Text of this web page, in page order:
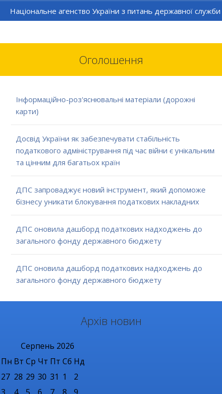
Національне агенство України з питань державної служби
Оголошення
Інформаційно-роз'яснювальні матеріали (дорожні
карти)
Досвід України як забезпечувати стабільність
податкового адміністрування під час війни є унікальним
та цінним для багатьох країн
ДПС запроваджує новий інструмент, який допоможе
бізнесу уникати блокування податкових накладних
ДПС оновила дашборд податкових надходжень до
загального фонду державного бюджету
ДПС оновила дашборд податкових надходжень до
загального фонду державного бюджету
Архів новин
Серпень 2026
Пн Вт Ср Чт Пт Сб Нд
27 28 29 30 31 1
2